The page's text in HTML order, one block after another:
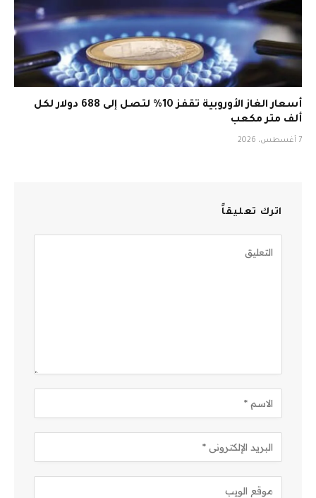
أسعار الغاز الأوروبية تقفز 10% لتصل إلى 688 دولار لكل
ألف متر مكعب
7 أغسطس، 2026
اترك تعليقاً